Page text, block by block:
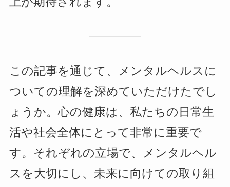
この記事を通じて、メンタルヘルスに
ついての理解を深めていただけたでし
ょうか。心の健康は、私たちの日常生
活や社会全体にとって非常に重要で
す。それぞれの立場で、メンタルヘル
スを大切にし、未来に向けての取り組